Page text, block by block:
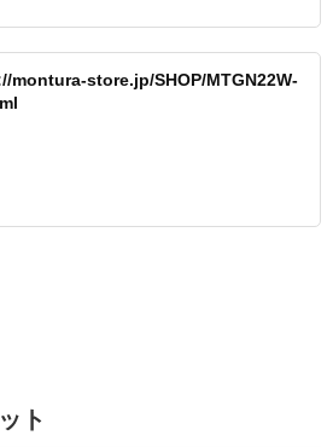
montura-store.jp/SHOP/MTGN22W-
ト